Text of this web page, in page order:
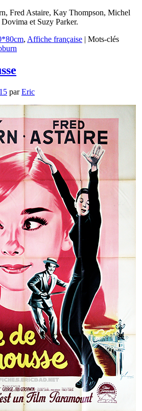
Fred Astaire, Kay Thompson, Michel
et Suzy Parker.
, Affiche française | Mots-clés
parEric